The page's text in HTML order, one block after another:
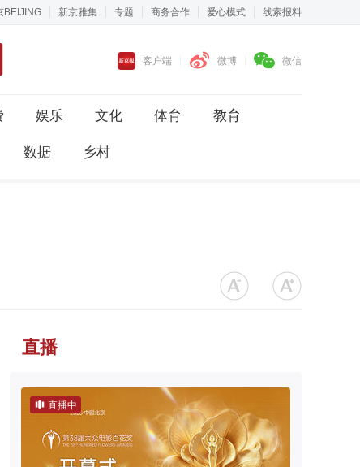
BEIJING 新京雅集 专题 商务合作 爱心模式 线索报料
客户端 微博 微信
娱乐 文化 体育 教育
数据 乡村
直播
直播中